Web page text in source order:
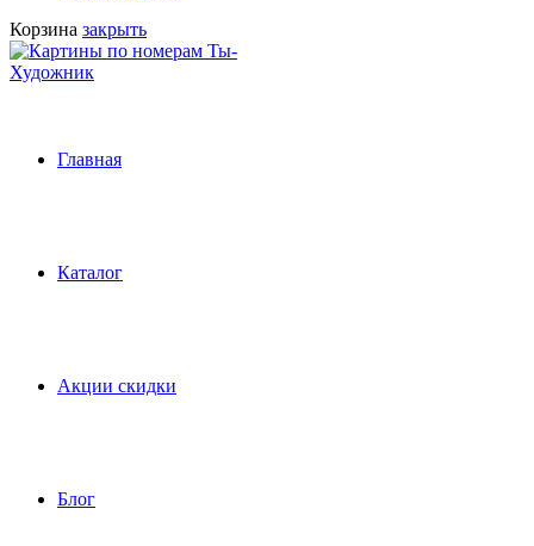
Корзина закрыть
Главная
Каталог
Акции скидки
Блог